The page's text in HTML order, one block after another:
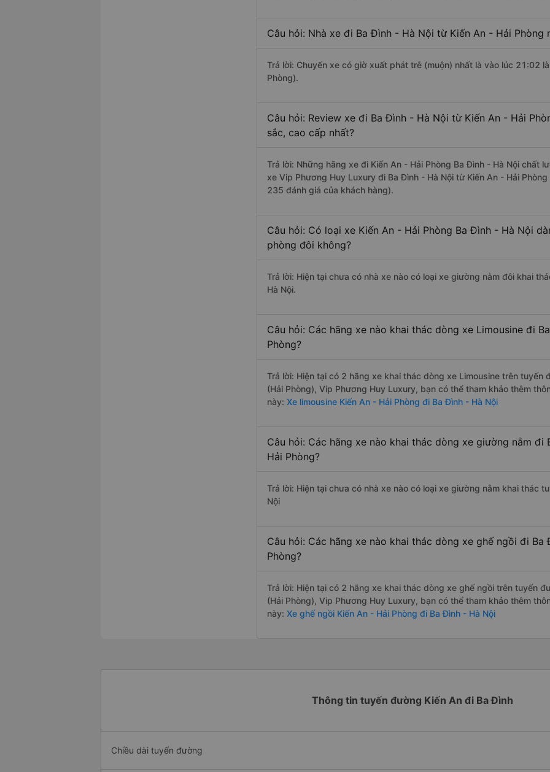
Câu hỏi: Nhà xe đi Ba Đình - Hà Nội từ Kiến An - Hải Phòng
Trả lời: Chuyến xe có giờ xuất phát trễ (muộn) nhất là vào lúc 21:02
Phòng).
Câu hỏi: Review xe đi Ba Đình - Hà Nội từ Kiến An - Hải
sắc, cao cấp nhất?
Trả lời: Những hãng xe đi Kiến An - Hải Phòng Ba Đình - Hà Nội chất
xe Vip Phương Huy Luxury đi Ba Đình - Hà Nội từ Kiến An - Hải
235 đánh giá của khách hàng).
Câu hỏi: Có loại xe Kiến An - Hải Phòng Ba Đình - Hà Nội
phòng đôi không?
Trả lời: Hiện tại chưa có nhà xe nào có loại xe giường nằm đôi khai
Hà Nội.
Câu hỏi: Các hãng xe nào khai thác dòng xe Limousine đi
Phòng?
Trả lời: Hiện tại có 2 hãng xe khai thác dòng xe Limousine trên tuyến
(Hải Phòng), Vip Phương Huy Luxury, bạn có thể tham khảo thêm
này: Xe limousine Kiến An - Hải Phòng đi Ba Đình - Hà Nội
Câu hỏi: Các hãng xe nào khai thác dòng xe giường nằm
Hải Phòng?
Trả lời: Hiện tại chưa có nhà xe nào có loại xe giường nằm khai thác
Nội
Câu hỏi: Các hãng xe nào khai thác dòng xe ghế ngồi đi
Phòng?
Trả lời: Hiện tại có 2 hãng xe khai thác dòng xe ghế ngồi trên tuyến
(Hải Phòng), Vip Phương Huy Luxury, bạn có thể tham khảo thêm
này: Xe ghế ngồi Kiến An - Hải Phòng đi Ba Đình - Hà Nội
Thông tin tuyến đường Kiến An đi Ba Đình
Chiều dài tuyến đường